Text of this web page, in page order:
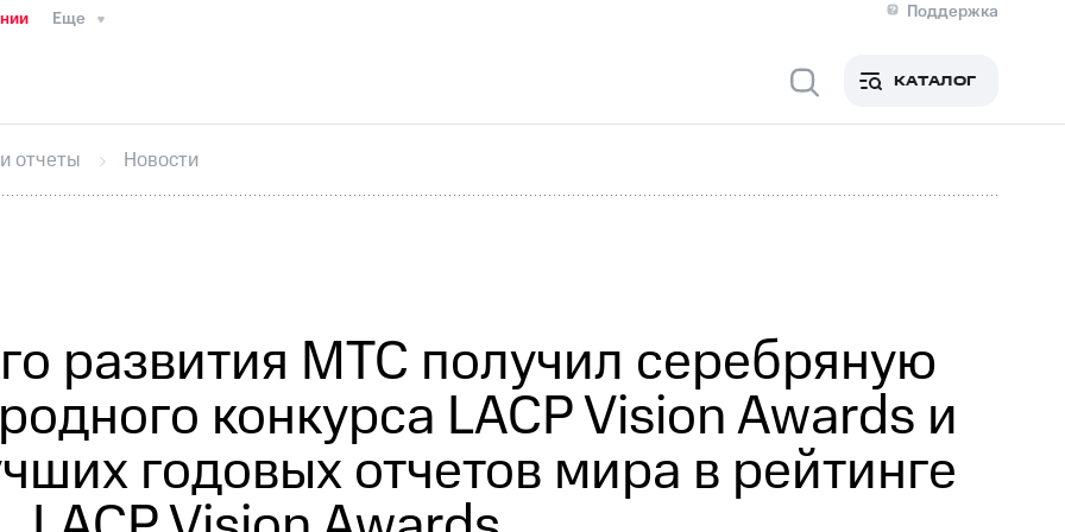
Еще
Поддержка
Медиа-центр
ИнтервьюФинансовая отчетностьКонтактыНовости в регионе
секретарьРаскрытие информации
кабинет акционераАкционерный капиталКонтроль и аудитРынок акций
КАТАЛОГ
отчеты Новости
развития МТС получил серебряную
конкурса LACP Vision Awards и
годовых отчетов мира в рейтинге